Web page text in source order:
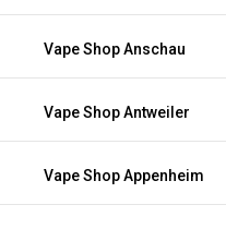
Vape Shop Anschau
Vape Shop Antweiler
Vape Shop Appenheim